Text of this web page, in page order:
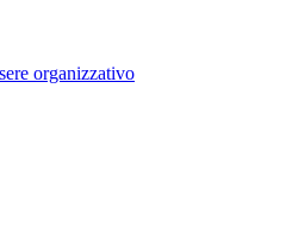
organizzativo